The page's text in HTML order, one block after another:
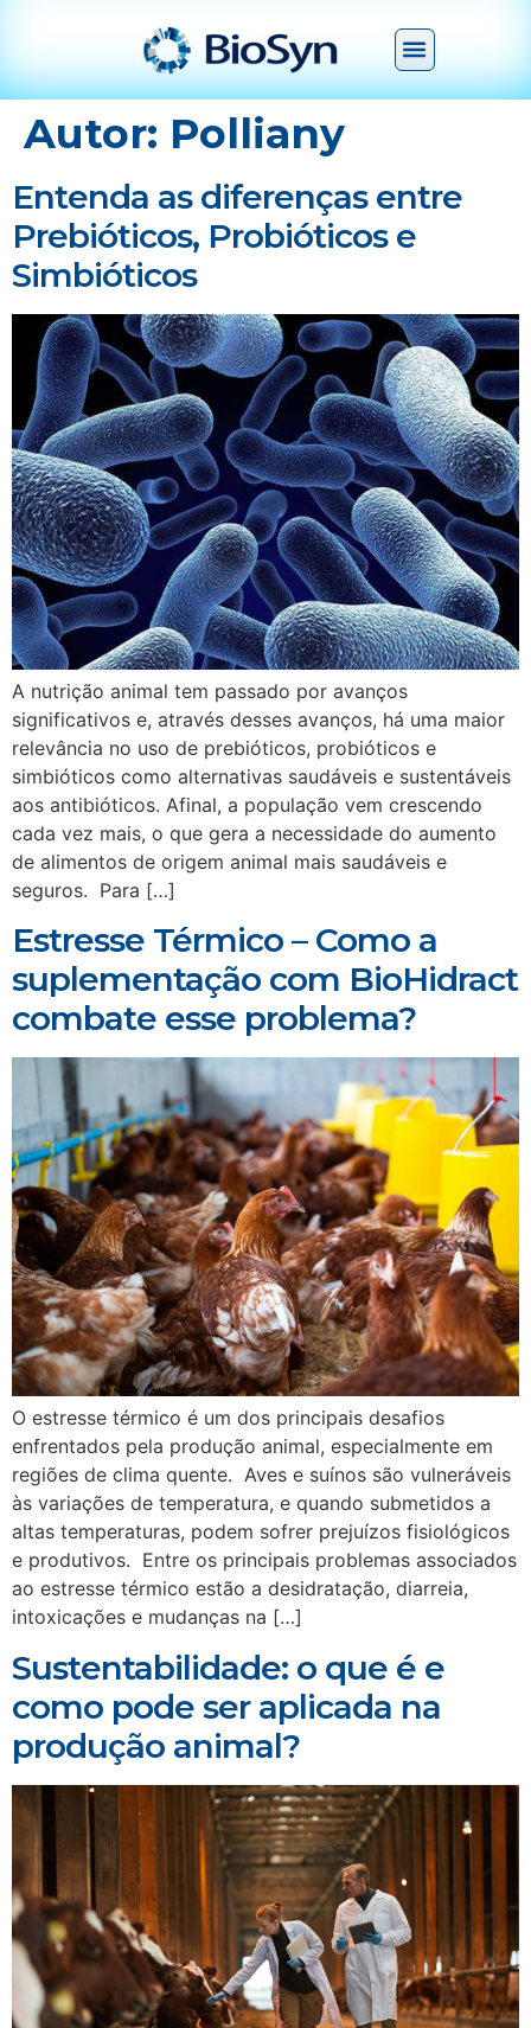
Autor: Polliany
Entenda as diferenças entre
Prebióticos, Probióticos e
Simbióticos
A nutrição animal tem passado por avanços
significativos e, através desses avanços, há uma maior
relevância no uso de prebióticos, probióticos e
simbióticos como alternativas saudáveis e sustentáveis
aos antibióticos. Afinal, a população vem crescendo
cada vez mais, o que gera a necessidade do aumento
de alimentos de origem animal mais saudáveis e
seguros. Para […]
Estresse Térmico – Como a
suplementação com BioHidract
combate esse problema?
O estresse térmico é um dos principais desafios
enfrentados pela produção animal, especialmente em
regiões de clima quente. Aves e suínos são vulneráveis
às variações de temperatura, e quando submetidos a
altas temperaturas, podem sofrer prejuízos fisiológicos
e produtivos. Entre os principais problemas associados
ao estresse térmico estão a desidratação, diarreia,
intoxicações e mudanças na […]
Sustentabilidade: o que é e
como pode ser aplicada na
produção animal?